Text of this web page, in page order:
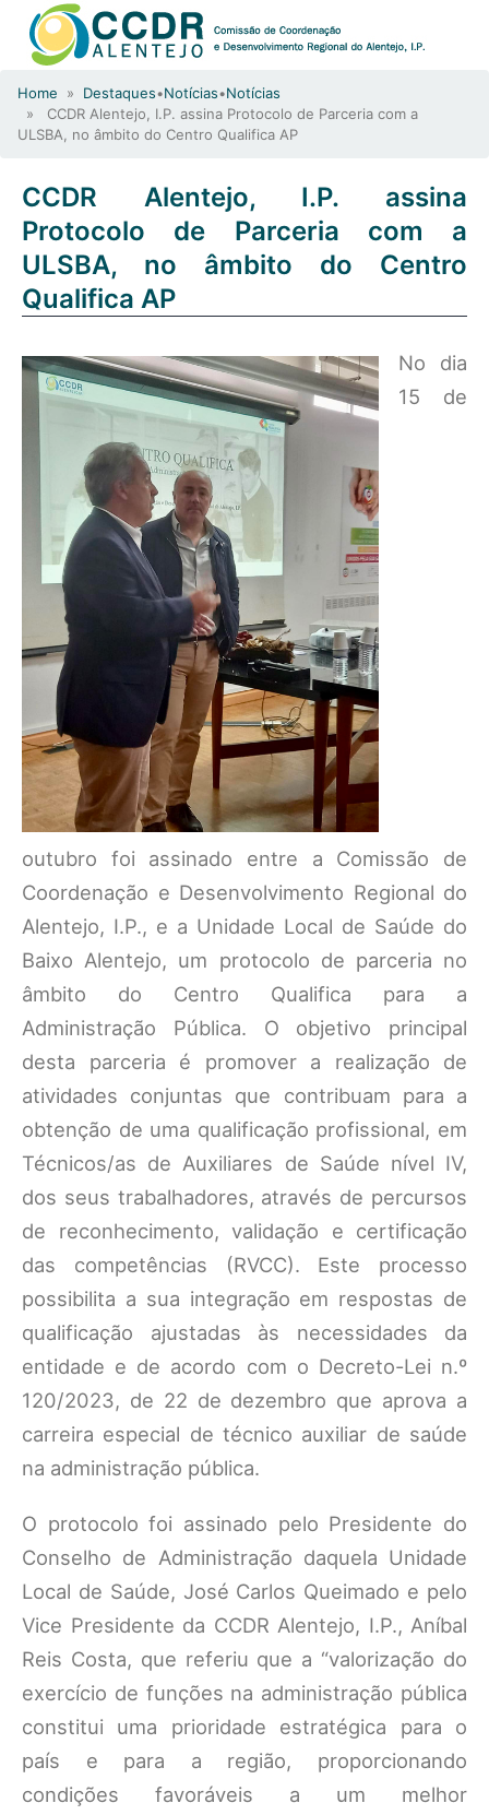
Home » Destaques•Notícias•Notícias
» CCDR Alentejo, I.P. assina Protocolo de Parceria com a
ULSBA, no âmbito do Centro Qualifica AP
CCDR Alentejo, I.P. assina
Protocolo de Parceria com a
ULSBA, no âmbito do Centro
Qualifica AP
No dia
15 de
outubro foi assinado entre a Comissão de
Coordenação e Desenvolvimento Regional do
Alentejo, I.P., e a Unidade Local de Saúde do
Baixo Alentejo, um protocolo de parceria no
âmbito do Centro Qualifica para a
Administração Pública. O objetivo principal
desta parceria é promover a realização de
atividades conjuntas que contribuam para a
obtenção de uma qualificação profissional, em
Técnicos/as de Auxiliares de Saúde nível IV,
dos seus trabalhadores, através de percursos
de reconhecimento, validação e certificação
das competências (RVCC). Este processo
possibilita a sua integração em respostas de
qualificação ajustadas às necessidades da
entidade e de acordo com o Decreto-Lei n.º
120/2023, de 22 de dezembro que aprova a
carreira especial de técnico auxiliar de saúde
na administração pública.
O protocolo foi assinado pelo Presidente do
Conselho de Administração daquela Unidade
Local de Saúde, José Carlos Queimado e pelo
Vice Presidente da CCDR Alentejo, I.P., Aníbal
Reis Costa, que referiu que a “valorização do
exercício de funções na administração pública
constitui uma prioridade estratégica para o
país e para a região, proporcionando
condições favoráveis a um melhor